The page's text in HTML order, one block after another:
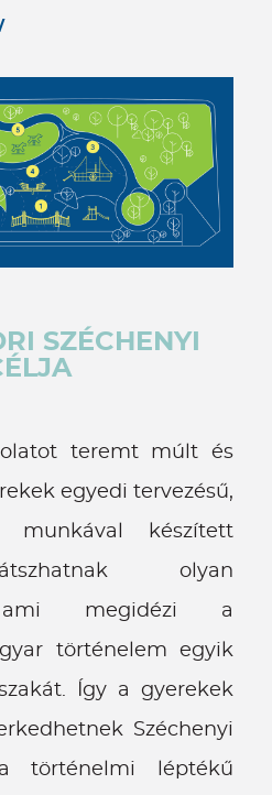
SZÉCHENYI
teremt múlt és
egyedi tervezésű,
munkával készített
olyan
ami megidézi a
történelem egyik
Így a gyerekek
Széchenyi
történelmi léptékű